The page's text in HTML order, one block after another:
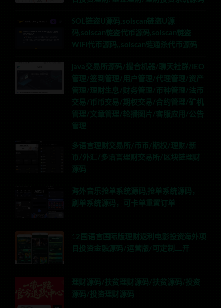
SOL链盗U源码,solscan链盗U源
码,solscan链盗代币源码,solscan链盗
WIFI代币源码,,solscan链通杀代币源码
java交易所源码/撮合机器/聊天社群/IEO
管理/签到管理/用户管理/代理管理/资产
管理/理财生息/财务管理/币种管理/法币
交易/币币交易/期权交易/合约管理/矿机
管理/文章管理/轮播图片/客服应用/公告
管理
多语言理财交易所/币币/期权/理财/新
币/外汇/多语言理财交易所/区块链理财
源码
海外音乐抢单系统源码,抢单系统源码，
刷单系统源码，可卡单重置订单
12国语言国际版理财返利电影投资海外项
目投资金融源码/运营版/可定制二开
理财源码/扶贫理财源码/扶贫源码/投资
源码/投资理财源码